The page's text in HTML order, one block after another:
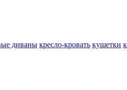
диваны кресло-кровать кушетки